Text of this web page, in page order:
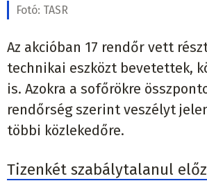
Fotó: TASR
Az akcióban 17 rendőr vett
technikai eszközt bevetettek,
is. Azokra a sofőrökre
rendőrség szerint veszélyt
többi közlekedőre.
Tizenkét szabálytalanul